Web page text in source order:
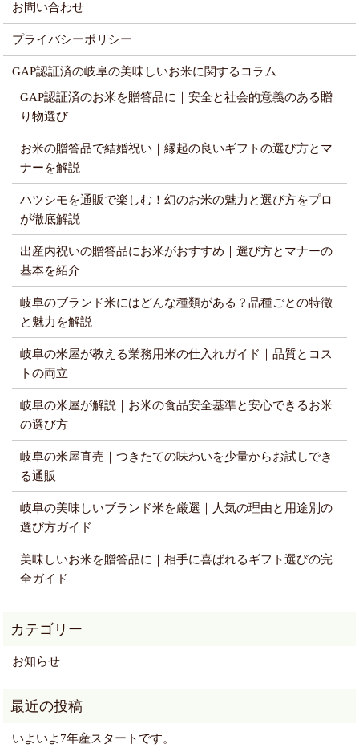
お問い合わせ
プライバシーポリシー
GAP認証済の岐阜の美味しいお米に関するコラム
GAP認証済のお米を贈答品に｜安全と社会的意義のある贈
り物選び
お米の贈答品で結婚祝い｜縁起の良いギフトの選び方とマ
ナーを解説
ハツシモを通販で楽しむ！幻のお米の魅力と選び方をプロ
が徹底解説
出産内祝いの贈答品にお米がおすすめ｜選び方とマナーの
基本を紹介
岐阜のブランド米にはどんな種類がある？品種ごとの特徴
と魅力を解説
岐阜の米屋が教える業務用米の仕入れガイド｜品質とコス
トの両立
岐阜の米屋が解説｜お米の食品安全基準と安心できるお米
の選び方
岐阜の米屋直売｜つきたての味わいを少量からお試しでき
る通販
岐阜の美味しいブランド米を厳選｜人気の理由と用途別の
選び方ガイド
美味しいお米を贈答品に｜相手に喜ばれるギフト選びの完
全ガイド
お知らせ
いよいよ7年産スタートです。